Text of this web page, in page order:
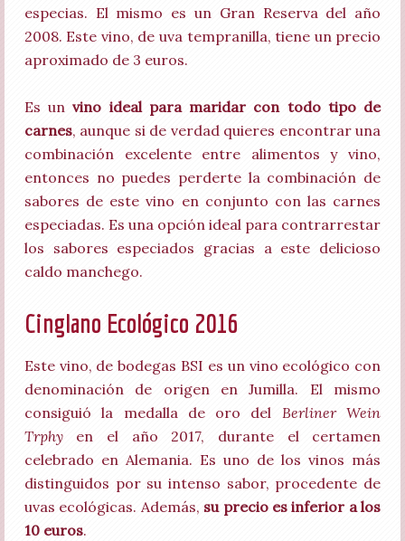
especias. El mismo es un Gran Reserva del año
2008. Este vino, de uva tempranilla, tiene un precio
aproximado de 3 euros.
Es unvino ideal para maridar con todo tipo de
carnes, aunque si de verdad quieres encontrar una
combinación excelente entre alimentos y vino,
entonces no puedes perderte la combinación de
sabores de este vino en conjunto con las carnes
especiadas. Es una opción ideal para contrarrestar
los sabores especiados gracias a este delicioso
caldo manchego.
Cinglano Ecológico 2016
Este vino, de bodegas BSI es un vino ecológico con
denominación de origen en Jumilla. El mismo
consiguió la medalla de oro del Berliner Wein
Trphyen el año 2017, durante el certamen
celebrado en Alemania. Es uno de los vinos más
distinguidos por su intenso sabor, procedente de
uvas ecológicas. Además, su precio es inferior a los
10 euros.